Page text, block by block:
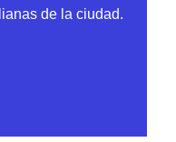
de la ciudad.